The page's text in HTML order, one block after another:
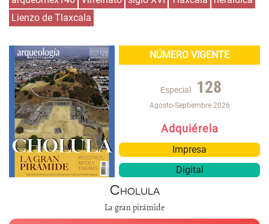
Lienzo de Tlaxcala
NÚMERO VIGENTE
Especial 128
Agosto-Septiembre 2026
Adquiérela
Impresa
Digital
Cholula
La gran pirámide